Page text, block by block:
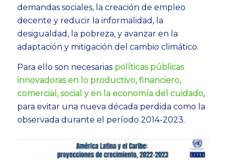
demandas sociales, la creación de empleo
decente y reducir la informalidad, la
desigualdad, la pobreza, y avanzar en la
adaptación y mitigación del cambio climático.
Para ello son necesarias políticas públicas
innovadoras en lo productivo, financiero,
comercial, social y en la economía del cuidado,
para evitar una nueva década perdida como la
observada durante el período 2014-2023.